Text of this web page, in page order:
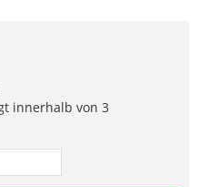
innerhalb von 3